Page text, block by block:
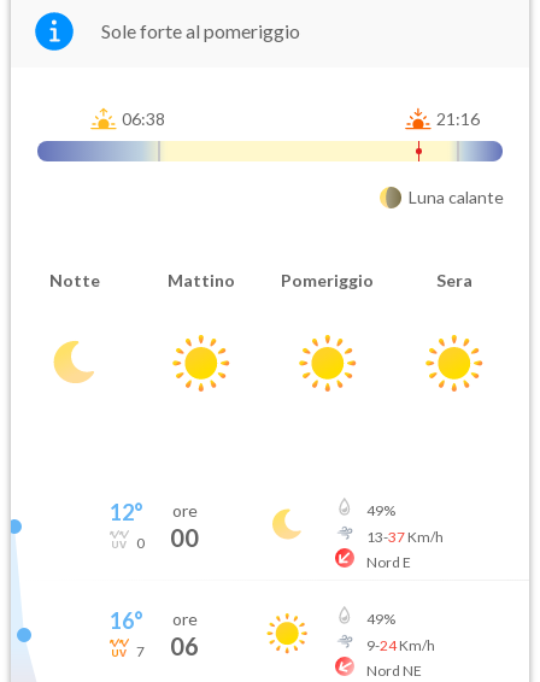
Sole forte al pomeriggio
06:38 21:16
Luna calante
Notte Mattino Pomeriggio Sera
12°
0
ore
00
49%
13-37Km/h
Nord E
16°
7
ore
06
49%
9-24Km/h
Nord NE